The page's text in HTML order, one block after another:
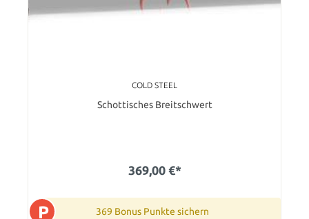
COLD STEEL
Schottisches Breitschwert
369,00 €*
P 369 Bonus Punkte sichern